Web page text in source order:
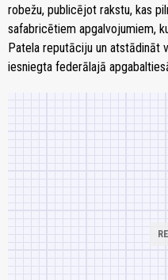
robežu, publicējot rakstu, kas
safabricētiem apgalvojumiem,
Patela reputāciju un atstādināt
iesniegta federālajā